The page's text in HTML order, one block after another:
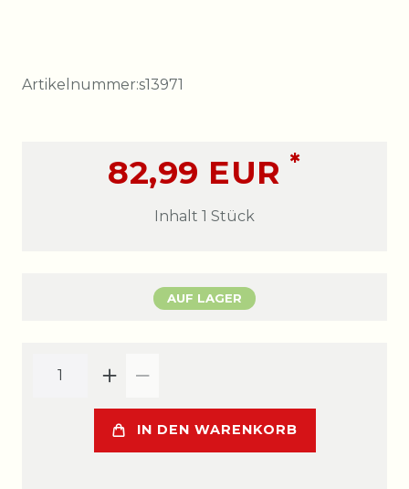
Artikelnummer:s13971
82,99 EUR*
Inhalt 1 Stück
AUF LAGER
IN DEN WARENKORB